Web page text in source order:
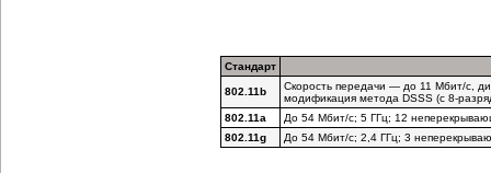
Стандарт
802.11b
Скорость передачи — до 11 Мбит/с,
модификация метода DSSS (с 8-
802.11a
До 54 Мбит/c; 5 ГГц; 12
802.11g
До 54 Мбит/c; 2,4 ГГц; 3